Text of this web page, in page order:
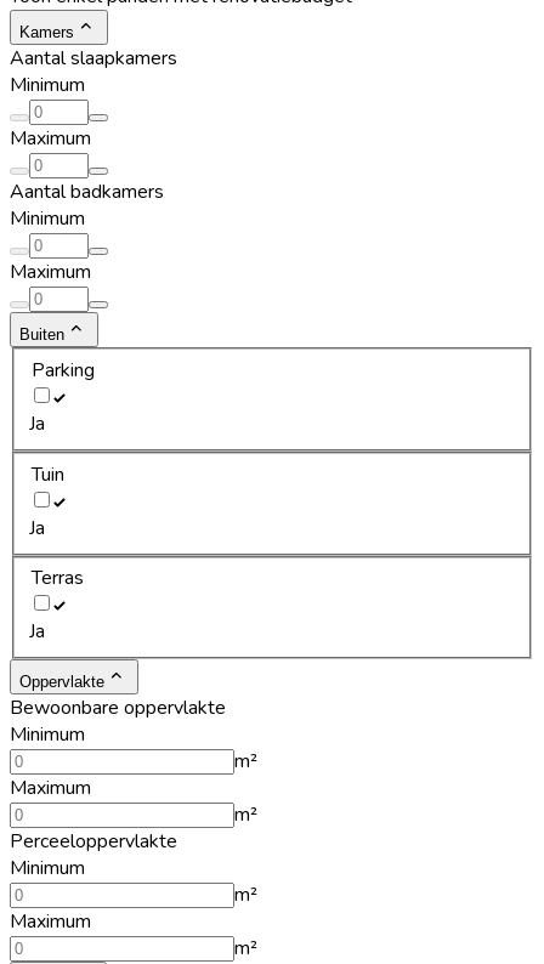
Kamers
Aantal slaapkamers
Minimum
Maximum
Aantal badkamers
Minimum
Maximum
Buiten
Parking
Ja
Tuin
Ja
Terras
Ja
Oppervlakte
Bewoonbare oppervlakte
Minimum
m²
Maximum
m²
Perceeloppervlakte
Minimum
m²
Maximum
m²